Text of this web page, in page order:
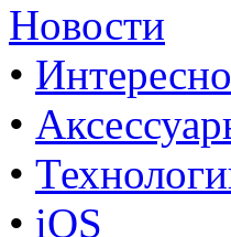
Новости
•
•
•
• iOS